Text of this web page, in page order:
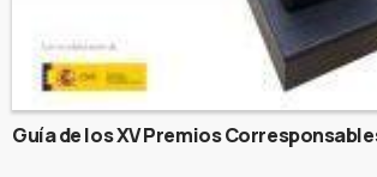
Guía de los XV Premios